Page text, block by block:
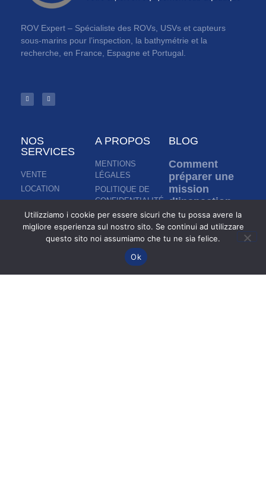
ROV Expert – Spécialiste des ROVs, USVs et capteurs
sous-marins pour l’inspection, la bathymétrie et la
recherche, en France, Espagne et Portugal.
NOS
SERVICES
VENTE
LOCATION
A PROPOS
MENTIONS
LÉGALES
POLITIQUE DE
CONFIDENTIALITÉ
CGV
BLOG
Comment
préparer une
mission
d’inspection
sous-marine ?
Check-list
complète
ROV
Utilizziamo i cookie per essere sicuri che tu possa avere la
migliore esperienza sul nostro sito. Se continui ad utilizzare
questo sito noi assumiamo che tu ne sia felice.
Ok